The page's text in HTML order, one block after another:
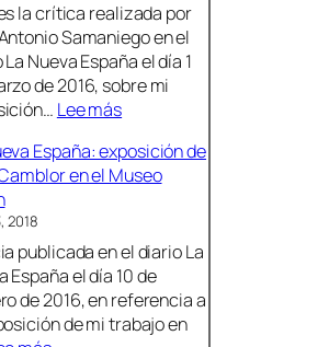
v
a
Y
o
t
i
c
i
a
o
b
l
a
e
x
t
a
j
T
e
a
e
la crítica realizada por
Samaniego en el
Nueva España el día 1
de 2016, sobre mi
Lee más:
r
í
c
a
d
e
España: exposición de
en el Museo
2018
publicada en el diario La
España el día 10 de
de 2016, en referencia a
de mi trabajo en